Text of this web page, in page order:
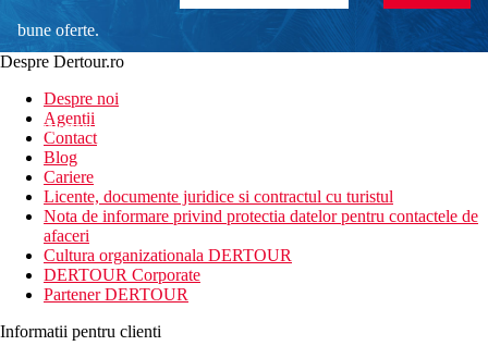
bune oferte.
newsletter!
Despre Dertour.ro
Despre noi
Agentii
Contact
Blog
Cariere
Licente, documente juridice si contractul cu turistul
Nota de informare privind protectia datelor pentru contactele de
afaceri
Cultura organizationala DERTOUR
DERTOUR Corporate
Partener DERTOUR
Informatii pentru clienti